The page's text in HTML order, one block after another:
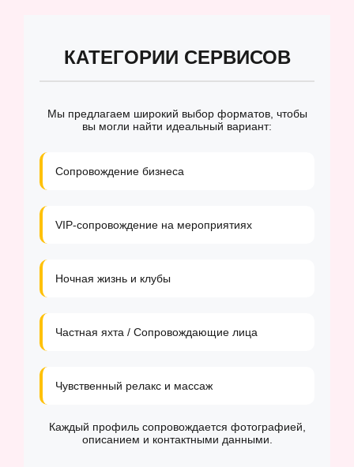
КАТЕГОРИИ СЕРВИСОВ
Мы предлагаем широкий выбор форматов, чтобы
вы могли найти идеальный вариант:
Сопровождение бизнеса
VIP-сопровождение на мероприятиях
Ночная жизнь и клубы
Частная яхта / Сопровождающие лица
Чувственный релакс и массаж
Каждый профиль сопровождается фотографией,
описанием и контактными данными.